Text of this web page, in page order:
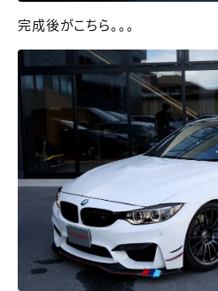
完成後がこちら。。。